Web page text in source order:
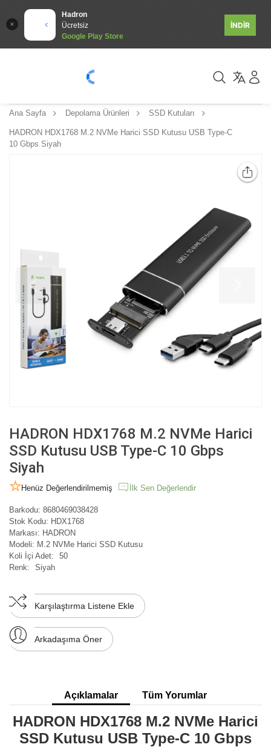
Hadron
Ücretsiz
Google Play Store
İNDİR
Ana Sayfa Depolama Ürünleri SSD Kutuları
HADRON HDX1768 M.2 NVMe Harici SSD Kutusu USB Type-C
10 Gbps Siyah
HADRON HDX1768 M.2 NVMe Harici
SSD Kutusu USB Type-C 10 Gbps
Siyah
Henüz Değerlendirilmemiş İlk Sen Değerlendir
Barkodu: 8680469038428
Stok Kodu: HDX1768
Markası: HADRON
Modeli: M.2 NVMe Harici SSD Kutusu
Koli İçi Adet:
50
Renk:
Siyah
Karşılaştırma Listene Ekle
Arkadaşıma Öner
Açıklamalar Tüm Yorumlar
HADRON HDX1768 M.2 NVMe Harici
SSD Kutusu USB Type-C 10 Gbps